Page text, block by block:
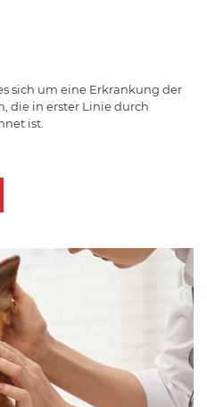
sich um eine Erkrankung der
die in erster Linie durch
ist.